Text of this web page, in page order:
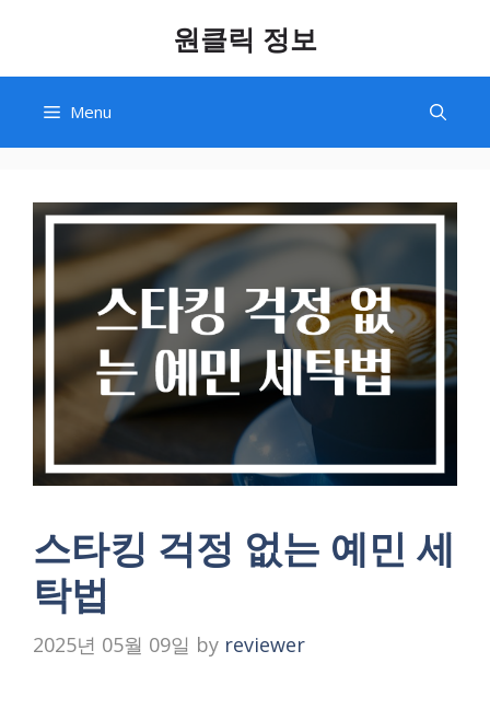
content
원클릭 정보
Menu
스타킹 걱정 없는 예민 세
탁법
2025년 05월 09일 by reviewer